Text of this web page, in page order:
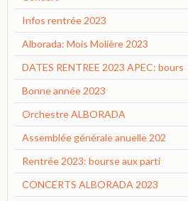
Infos rentrée 2023
Alborada: Mois Molière 2023
DATES RENTREE 2023 APEC: bours
Bonne année 2023
Orchestre ALBORADA
Assemblée générale anuelle 202
Rentrée 2023: bourse aux parti
CONCERTS ALBORADA 2023